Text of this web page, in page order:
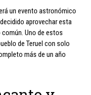
un evento astronómico
aprovechar esta
Uno de estos
de Teruel con solo
más de un año